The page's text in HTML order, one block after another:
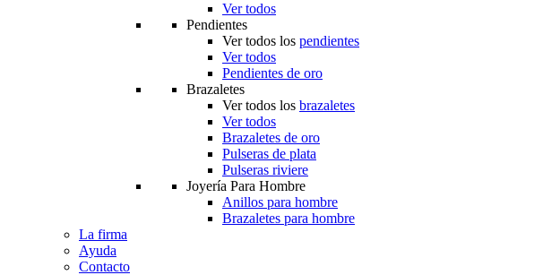
Ver todos
Pendientes
Ver todos los pendientes
Ver todos
Pendientes de oro
Brazaletes
Ver todos los brazaletes
Ver todos
Brazaletes de oro
Pulseras de plata
Pulseras riviere
Joyería Para Hombre
Anillos para hombre
Brazaletes para hombre
La firma
Ayuda
Contacto